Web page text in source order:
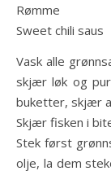
Rømme
Sweet chili saus
Vask alle
skjær løk og
buketter, skjær
Skjær fisken i
Stek først
olje, la dem